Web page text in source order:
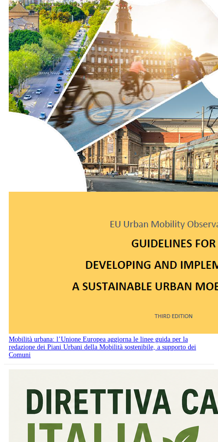
Mobilità urbana: l’Unione Europea aggiorna le linee guida per la
redazione dei Piani Urbani della Mobilità sostenibile, a supporto dei
Comuni